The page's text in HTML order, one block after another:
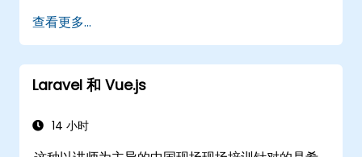
查看更多...
Laravel 和 Vue.js
14 小时